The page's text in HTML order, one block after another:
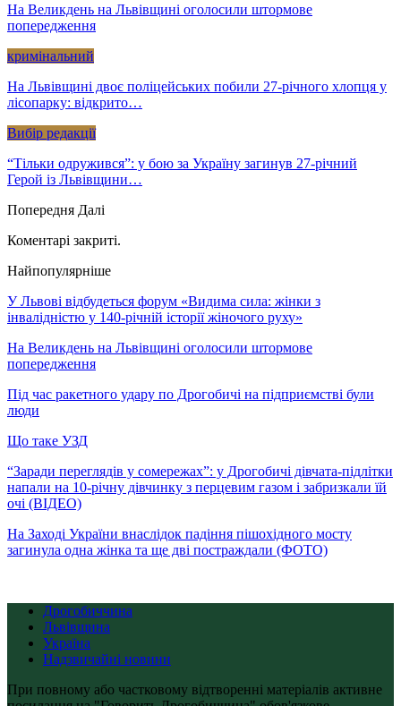
На Великдень на Львівщині оголосили штормове
попередження
кримінальний
На Львівщині двоє поліцейських побили 27-річного хлопця у
лісопарку: відкрито…
Вибір редакції
“Тільки одружився”: у бою за Україну загинув 27-річний
Герой із Львівщини…
Попередня Далі
Коментарі закриті.
Найпопулярніше
У Львові відбудеться форум «Видима сила: жінки з
інвалідністю у 140-річній історії жіночого руху»
На Великдень на Львівщині оголосили штормове
попередження
Під час ракетного удару по Дрогобичі на підприємстві були
люди
Що таке УЗД
“Заради переглядів у сомережах”: у Дрогобичі дівчата-підлітки
напали на 10-річну дівчинку з перцевим газом і забризкали їй
очі (ВІДЕО)
На Заході України внаслідок падіння пішохідного мосту
загинула одна жінка та ще дві постраждали (ФОТО)
Дрогобиччина
Львівщина
Україна
Надзвичайні новини
При повному або частковому відтворенні матеріалів активне